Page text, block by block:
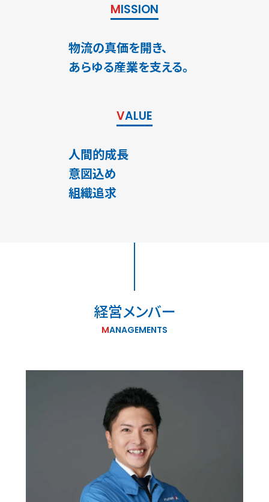
MISSION
物流の真価を開き、
あらゆる産業を支える。
VALUE
人間的成長
意図込め
組織追求
経営メンバー
MANAGEMENTS